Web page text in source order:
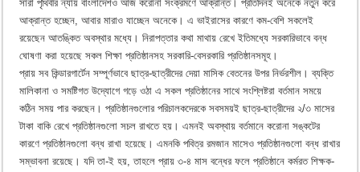
সারা পৃথিবীর ন্যায় বাংলাদেশও আজ করোনা সংক্রমণে আক্রান্ত। প্রতিদিনই অনেকে নতুন করে
আক্রান্ত হচ্ছেন, আবার মারাও যাচ্ছেন অনেকে। এ ভাইরাসের কারণে কম-বেশি সকলেই
রয়েছেন আতঙ্কিত অবস্থার মধ্যে। নিরাপত্তার কথা মাথায় রেখে ইতিমধ্যে সরকারিভাবে বন্ধ
ঘোষণা করা হয়েছে সকল শিক্ষা প্রতিষ্ঠানসহ সরকারি-বেসরকারি প্রতিষ্ঠানসমূহ।
প্রায় সব কিন্ডারগার্টেন সম্পূর্ণভাবে ছাত্র-ছাত্রীদের দেয়া মাসিক বেতনের উপর নির্ভরশীল। ব্যক্তি
মালিকানা ও সমষ্টিগত উদ্যোগে গড়ে ওঠা এ সকল প্রতিষ্ঠানের সাথে সংশ্লিষ্টরা বর্তমান সময়ে
কঠিন সময় পার করছেন। প্রতিষ্ঠানগুলোর পরিচালকদেরকে সবসময়ই ছাত্র-ছাত্রীদের ২/৩ মাসের
টাকা বাকি রেখে প্রতিষ্ঠানগুলো সচল রাখতে হয়। এমনই অবস্থায় বর্তমানে করোনা সঙ্কটের
কারণে প্রতিষ্ঠানগুলো বন্ধ রাখা হয়েছে। এমনকি পবিত্র রমজান মাসেও প্রতিষ্ঠানগুলো বন্ধ রাখার
সম্ভাবনা রয়েছে। যদি তা-ই হয়, তাহলে প্রায় ৩-৪ মাস বন্ধের ফলে প্রতিষ্ঠানে কর্মরত শিক্ষক-